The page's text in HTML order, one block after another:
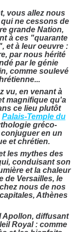
vous allez nous
ne cessons de
grande Nation,
à ces "quarante
et à leur oeuvre :
par nous hérité
par le génie
comme soulevé
vu, en venant à
magnifique qu'a
ce lieu plutôt
Palais-Temple du
gréco-
en un
et chrétien.
les mythes des
conduisant son
et la chaleur
de Versailles, le
nous de nos
Athènes
Apollon, diffusant
Royal : comme